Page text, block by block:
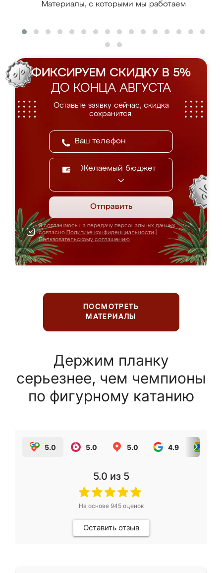
Материалы, с которыми мы работаем
ФИКСИРУЕМ СКИДКУ В 5%
ДО КОНЦА АВГУСТА
Оставьте заявку сейчас, скидка
сохранится.
Желаемый бюджет
Отправить
Я соглашаюсь на передачу персональных данных
согласно Политике конфиденциальности
Пользовательскому соглашению
ПОСМОТРЕТЬ
МАТЕРИАЛЫ
Держим планку
серьезнее, чем чемпионы
по фигурному катанию
5.0 5.0 5.0 4.9
5.0 из 5
На основе 945оценок
Оставить отзыв